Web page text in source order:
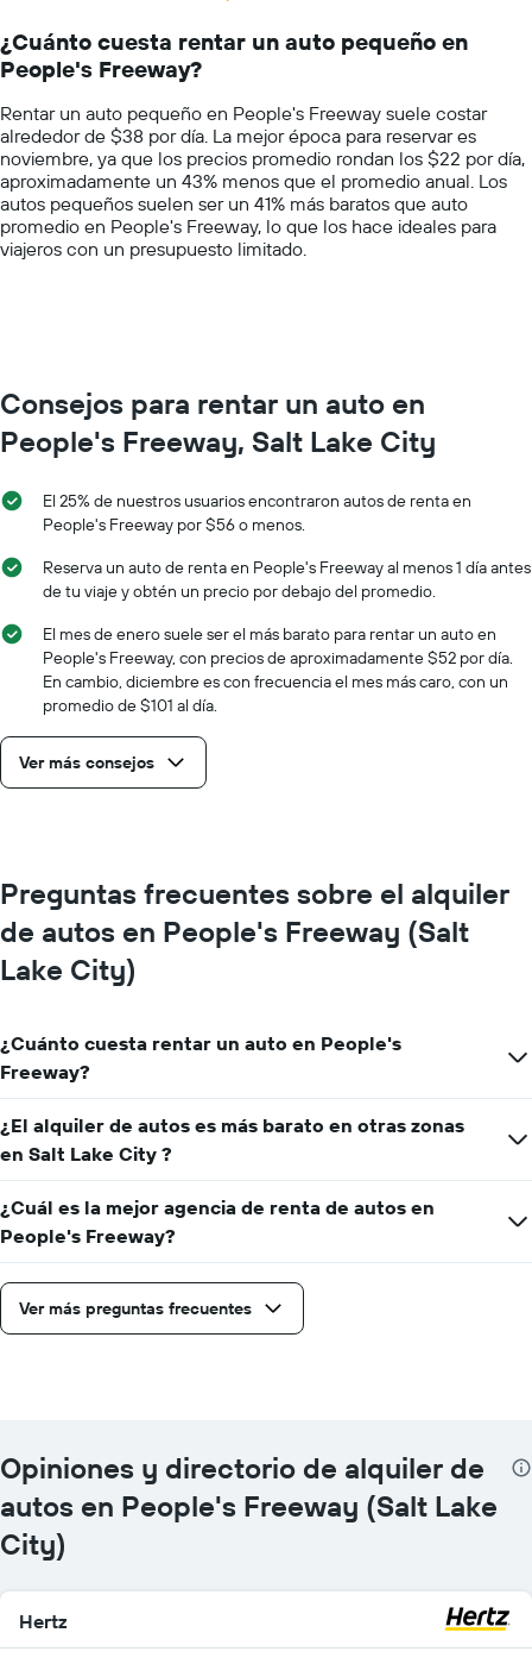
auto
de
renta
por
empresa.
categories.
The
has
1
Y
axis
displaying
values.
Range:
¿Cuánto cuesta rentar un auto pequeño en
People's Freeway?
Rentar un auto pequeño en People's Freeway suele costar
alrededor de $38 por día. La mejor época para reservar es
noviembre, ya que los precios promedio rondan los $22 por día,
aproximadamente un 43% menos que el promedio anual. Los
autos pequeños suelen ser un 41% más baratos que auto
promedio en People's Freeway, lo que los hace ideales para
viajeros con un presupuesto limitado.
Consejos para rentar un auto en
People's Freeway, Salt Lake City
El 25% de nuestros usuarios encontraron autos de renta en
People's Freeway por $56 o menos.
Reserva un auto de renta en People's Freeway al menos 1 día antes
de tu viaje y obtén un precio por debajo del promedio.
El mes de enero suele ser el más barato para rentar un auto en
People's Freeway, con precios de aproximadamente $52 por día.
En cambio, diciembre es con frecuencia el mes más caro, con un
promedio de $101 al día.
Ver más consejos
Preguntas frecuentes sobre el alquiler
de autos en People's Freeway (Salt
Lake City)
¿Cuánto cuesta rentar un auto en People's
Freeway?
¿El alquiler de autos es más barato en otras zonas
en Salt Lake City ?
¿Cuál es la mejor agencia de renta de autos en
People's Freeway?
Ver más preguntas frecuentes
Opiniones y directorio de alquiler de
autos en People's Freeway (Salt Lake
City)
Hertz